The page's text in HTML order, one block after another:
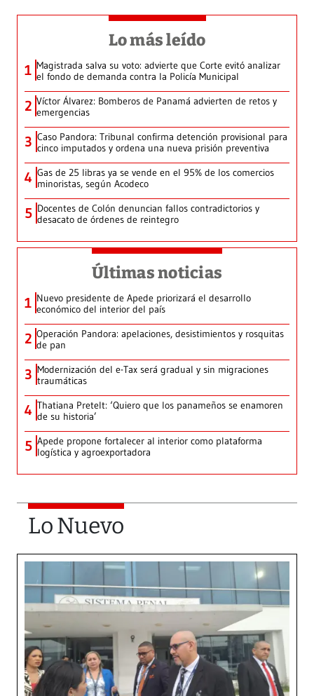
Lo más leído
1 Magistrada salva su voto: advierte que Corte evitó analizar
el fondo de demanda contra la Policía Municipal
2 Víctor Álvarez: Bomberos de Panamá advierten de retos y
emergencias
3 Caso Pandora: Tribunal confirma detención provisional para
cinco imputados y ordena una nueva prisión preventiva
4 Gas de 25 libras ya se vende en el 95% de los comercios
minoristas, según Acodeco
5 Docentes de Colón denuncian fallos contradictorios y
desacato de órdenes de reintegro
Últimas noticias
1 Nuevo presidente de Apede priorizará el desarrollo
económico del interior del país
2 Operación Pandora: apelaciones, desistimientos y rosquitas
de pan
3 Modernización del e-Tax será gradual y sin migraciones
traumáticas
4 Thatiana Pretelt: ‘Quiero que los panameños se enamoren
de su historia’
5 Apede propone fortalecer al interior como plataforma
logística y agroexportadora
Lo Nuevo